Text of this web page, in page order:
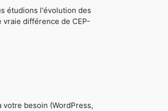
étudions l'évolution des
différence de CEP-
besoin (WordPress,